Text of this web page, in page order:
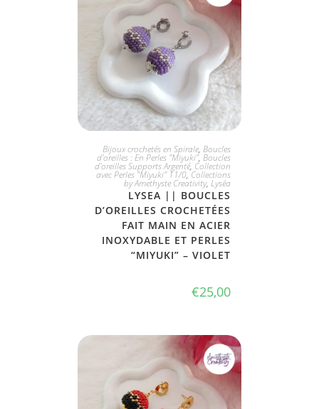
JE L'ADOPTE
Bijoux crochetés en Spirale, Boucles
d'oreilles : En Perles "Miyuki", Boucles
d'oreilles Supports Argenté, Collection
avec Perles "Miyuki" 11/0,Collections
by Amethyste Creativity, Lyséa
LYSEA || BOUCLES
D’OREILLES CROCHETÉES
FAIT MAIN EN ACIER
INOXYDABLE ET PERLES
“MIYUKI” – VIOLET
€25,00